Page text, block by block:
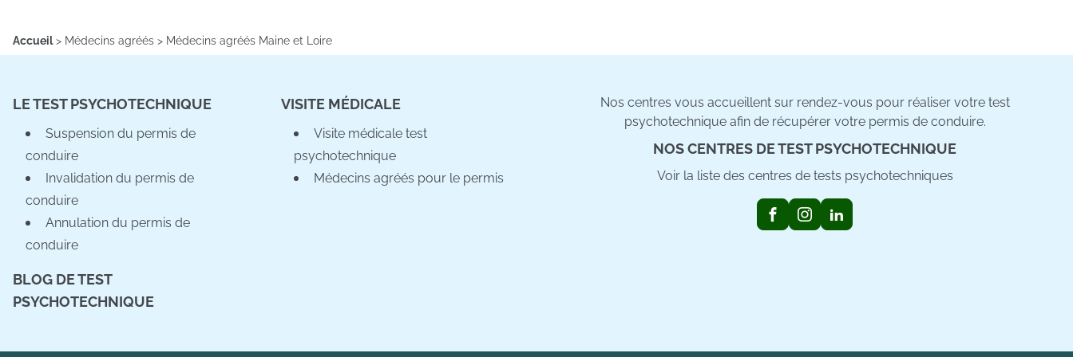
Accueil> Médecins agréés > Médecins agréés Maine et Loire
LE TEST PSYCHOTECHNIQUE
Suspension du permis de
conduire
Invalidation du permis de
conduire
Annulation du permis de
conduire
BLOG DE TEST
PSYCHOTECHNIQUE
VISITE MÉDICALE
Visite médicale test
psychotechnique
Médecins agréés pour le permis
Nos centres vous accueillent sur rendez-vous pour réaliser votre test
psychotechnique afin de récupérer votre permis de conduire.
NOS CENTRES DE TEST PSYCHOTECHNIQUE
Voir la liste des centres de tests psychotechniques